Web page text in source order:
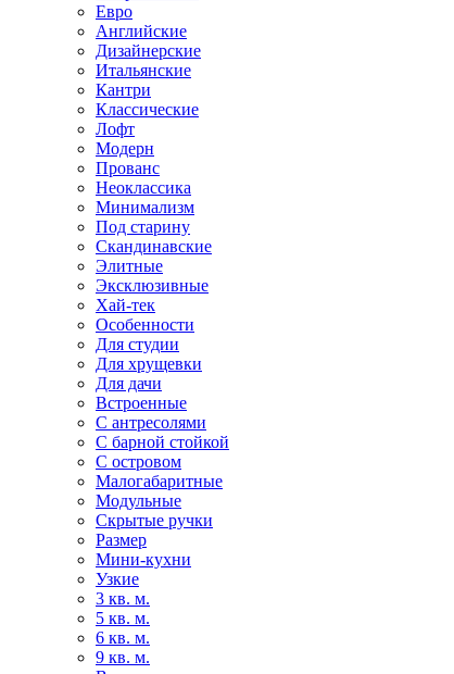
Евро
Английские
Дизайнерские
Итальянские
Кантри
Классические
Лофт
Модерн
Прованс
Неоклассика
Минимализм
Под старину
Скандинавские
Элитные
Эксклюзивные
Хай-тек
Особенности
Для студии
Для хрущевки
Для дачи
Встроенные
С антресолями
С барной стойкой
С островом
Малогабаритные
Модульные
Скрытые ручки
Размер
Мини-кухни
Узкие
3 кв. м.
5 кв. м.
6 кв. м.
9 кв. м.